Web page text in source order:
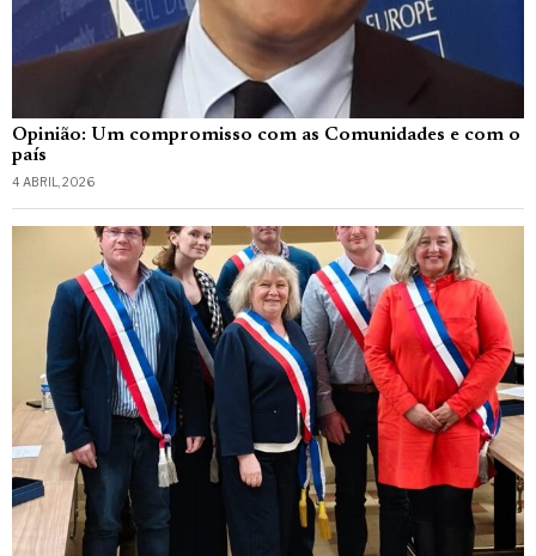
Opinião: Um compromisso com as Comunidades e com o
país
4 ABRIL, 2026